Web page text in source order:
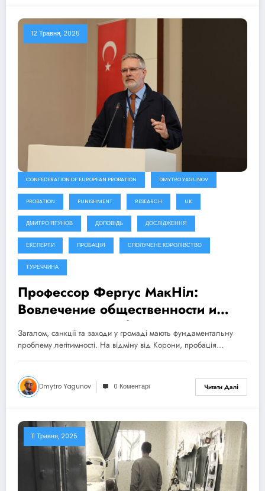
12 Травня, 2025
CONFEDERATION OF EUROPEAN PROBATION DMYTRO YAGUNOV
PROBATION PUNISHMENT RESEARCH UK
ДМИТРО ЯГУНОВ ДОПОВІДЬ ДОСЛІДЖЕННЯ
ЕКСПЕРТИ ПРОБАЦІЯ СПОЛУЧЕНЕ КОРОЛІВСТВО
ТУРЕЧЧИНА
Профессор Фергус МакНіл:
Вовлечение общественности и
поддержка пробации.
Конференция CEP – Анталья,
Турция (2025)
Загалом, санкції та заходи у громаді мають фундаментальну
проблему легітимності. На відміну від Корони, пробація…
Dmytro Yagunov 0 Коментарі Читати Далі
11 Травня, 2025